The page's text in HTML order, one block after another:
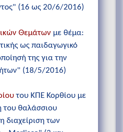
(16 ως 20/6/2016)
Θεμάτων με θέμα:
ως παιδαγωγικό
της για την
(18/5/2016)
του ΚΠΕ Κορθίου με
του θαλάσσιου
διαχείριση των